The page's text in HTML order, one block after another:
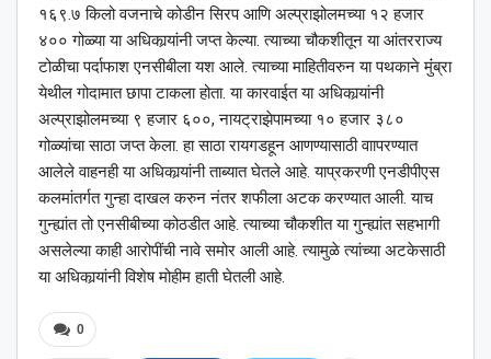
१६९.७ किलो वजनाचे कोडीन सिरप आणि अल्प्राझोलमच्या १२ हजार
४०० गोळ्या या अधिकार्‍यांनी जप्त केल्या. त्याच्या चौकशीतून या आंतरराज्य
टोळीचा पर्दाफाश एनसीबीला यश आले. त्याच्या माहितीवरुन या पथकाने मुंंब्रा
येथील गोदामात छापा टाकला होता. या कारवाईत या अधिकार्‍यांनी
अल्प्राझोलमच्या ९ हजार ६००, नायट्राझेपामच्या १० हजार ३८०
गोळ्यांचा साठा जप्त केला. हा साठा रायगडहून आणण्यासाठी वाापरण्यात
आलेले वाहनही या अधिकार्‍यांनी ताब्यात घेतले आहे. याप्रकरणी एनडीपीएस
कलमांतर्गत गुन्हा दाखल करुन नंतर शफीला अटक करण्यात आली. याच
गुन्ह्यांत तो एनसीबीच्या कोठडीत आहे. त्याच्या चौकशीत या गुन्ह्यांत सहभागी
असलेल्या काही आरोपींची नावे समोर आली आहे. त्यामुळे त्यांच्या अटकेसाठी
या अधिकार्‍यांनी विशेष मोहीम हाती घेतली आहे.
0